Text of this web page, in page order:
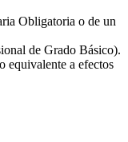
Obligatoria o de un
de Grado Básico).
equivalente a efectos